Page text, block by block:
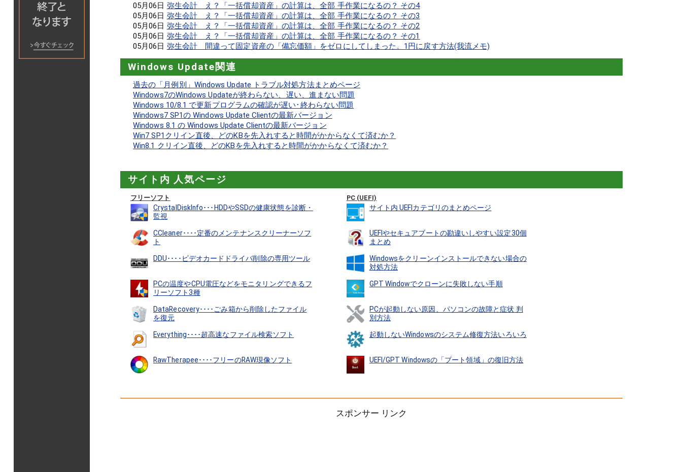
05月06日 弥生会計 え？「一括償却資産」の計算は、全部 手作業になるの？ その4
05月06日 弥生会計 え？「一括償却資産」の計算は、全部 手作業になるの？ その3
05月06日 弥生会計 え？「一括償却資産」の計算は、全部 手作業になるの？ その2
05月06日 弥生会計 え？「一括償却資産」の計算は、全部 手作業になるの？ その1
05月06日 弥生会計 間違って固定資産の「備忘価額」をゼロにしてしまった。1円に戻す方法(我流メモ)
Windows Update関連
過去の「月例別」Windows Update トラブル対処方法まとめページ
Windows7のWindows Updateが終わらない、遅い、進まない問題
Windows 10/8.1 で更新プログラムの確認が遅い･終わらない問題
Windows7 SP1の Windows Update Clientの最新バージョン
Windows 8.1 の Windows Update Clientの最新バージョン
Win7 SP1クリイン直後、どのKBを先入れすると時間がかからなくて済むか？
Win8.1 クリイン直後、どのKBを先入れすると時間がかからなくて済むか？
サイト内 人気ページ
フリーソフト
CrystalDiskInfo･･･HDDやSSDの健康状態を診断・
監視
CCleaner････定番のメンテナンスクリーナーソフ
ト
DDU････ビデオカードドライバ削除の専用ツール
PCの温度やCPU電圧などをモニタリングできるフ
リーソフト3種
DataRecovery････ごみ箱から削除したファイル
を復元
Everything････超高速なファイル検索ソフト
RawTherapee････フリーのRAW現像ソフト
PC (UEFI)
サイト内 UEFIカテゴリのまとめページ
UEFIやセキュアブートの勘違いしやすい設定30個
まとめ
Windowsをクリーンインストールできない場合の
対処方法
GPT Windowでクローンに失敗しない手順
PCが起動しない原因、パソコンの故障と症状 判
別方法
起動しないWindowsのシステム修復方法いろいろ
UEFI/GPT Windowsの「ブート領域」の復旧方法
スポンサー リンク